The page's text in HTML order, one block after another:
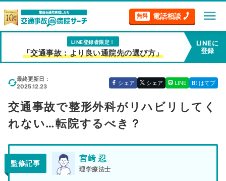
無料 電話相談 menu
LINE登録者限定！
「交通事故：より良い通院先の選び方」
LINEに
登録
最終更新日：
2025.12.23
シェア シェア LINE はてブ
交通事故で整形外科がリハビリしてく
れない…転院するべき？
監修記事 宮﨑 忍
理学療法士